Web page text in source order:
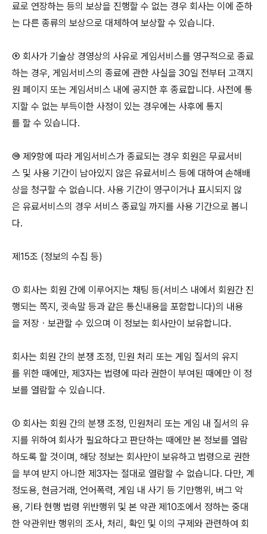
료로 연장하는 등의 보상을 진행할 수 없는 경우 회사는 이에 준하
는 다른 종류의 보상으로 대체하여 보상할 수 있습니다.
⑨ 회사가 기술상 경영상의 사유로 게임서비스를 영구적으로 종료
하는 경우, 게임서비스의 종료에 관한 사실을 30일 전부터 고객지
원 페이지 또는 게임서비스 내에 공지한 후 종료합니다. 사전에 통
지할 수 없는 부득이한 사정이 있는 경우에는 사후에 통지
를 할 수 있습니다.
⑩ 제9항에 따라 게임서비스가 종료되는 경우 회원은 무료서비
스 및 사용 기간이 남아있지 않은 유료서비스 등에 대하여 손해배
상을 청구할 수 없습니다. 사용 기간이 영구이거나 표시되지 않
은 유료서비스의 경우 서비스 종료일 까지를 사용 기간으로 봅니
다.
제15조 (정보의 수집 등)
① 회사는 회원 간에 이루어지는 채팅 등(서비스 내에서 회원간 진
행되는 쪽지, 귓속말 등과 같은 통신내용을 포함합니다)의 내용
을 저장ㆍ보관할 수 있으며 이 정보는 회사만이 보유합니다.
회사는 회원 간의 분쟁 조정, 민원 처리 또는 게임 질서의 유지
를 위한 때에만, 제3자는 법령에 따라 권한이 부여된 때에만 이 정
보를 열람할 수 있습니다.
② 회사는 회원 간의 분쟁 조정, 민원처리 또는 게임 내 질서의 유
지를 위하여 회사가 필요하다고 판단하는 때에만 본 정보를 열람
하도록 할 것이며, 해당 정보는 회사만이 보유하고 법령으로 권한
을 부여 받지 아니한 제3자는 절대로 열람할 수 없습니다. 다만, 계
정도용, 현금거래, 언어폭력, 게임 내 사기 등 기만행위, 버그 악
용, 기타 현행 법령 위반행위 및 본 약관 제10조에서 정하는 중대
한 약관위반 행위의 조사, 처리, 확인 및 이의 구제와 관련하여 회